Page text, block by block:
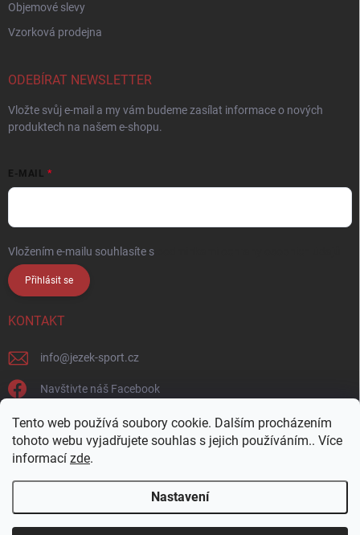
Tento web používá soubory cookie. Dalším procházením
tohoto webu vyjadřujete souhlas s jejich používáním.. Více
informací zde.
Nastavení
Objemové slevy
Vzorková prodejna
ODEBÍRAT NEWSLETTER
Vložte svůj e-mail a my vám budeme zasílat informace o nových
produktech na našem e-shopu.
E-MAIL
Vložením e-mailu souhlasíte s
Přihlásit se
KONTAKT
info@jezek-sport.cz
Navštivte náš Facebook
jezek_sport_np/
Copyright 2026Ježek sport s.r.o.. Všechna práva vyhrazena.Upravit